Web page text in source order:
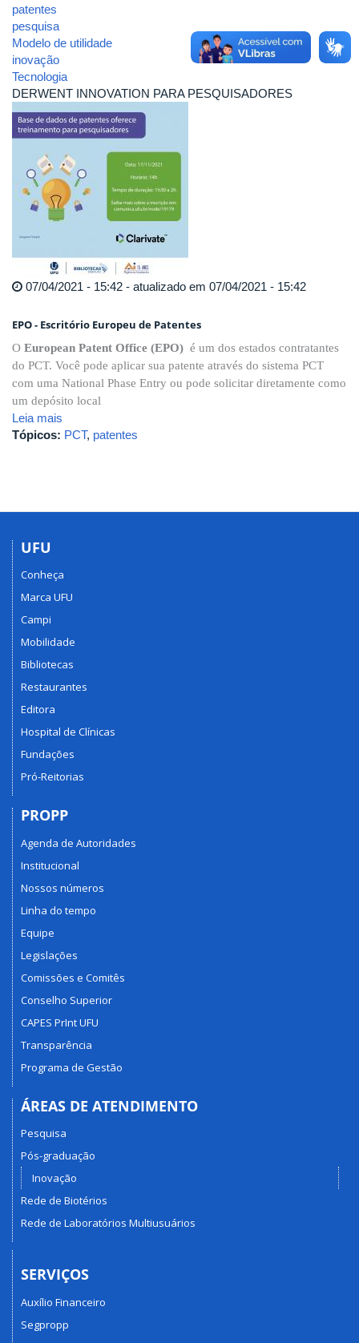
patentes
pesquisa
Modelo de utilidade
inovação
Tecnologia
DERWENT INNOVATION PARA PESQUISADORES
07/04/2021 - 15:42 - atualizado em 07/04/2021 - 15:42
EPO - Escritório Europeu de Patentes
O European Patent Office (EPO) é um dos estados contratantes
do PCT. Você pode aplicar sua patente através do sistema PCT
com uma National Phase Entry ou pode solicitar diretamente como
um depósito local
Leia mais
Tópicos: PCT, patentes
UFU
Conheça
Marca UFU
Campi
Mobilidade
Bibliotecas
Restaurantes
Editora
Hospital de Clínicas
Fundações
Pró-Reitorias
PROPP
Agenda de Autoridades
Institucional
Nossos números
Linha do tempo
Equipe
Legislações
Comissões e Comitês
Conselho Superior
CAPES PrInt UFU
Transparência
Programa de Gestão
ÁREAS DE ATENDIMENTO
Pesquisa
Pós-graduação
Inovação
Rede de Biotérios
Rede de Laboratórios Multiusuários
SERVIÇOS
Auxílio Financeiro
Segpropp